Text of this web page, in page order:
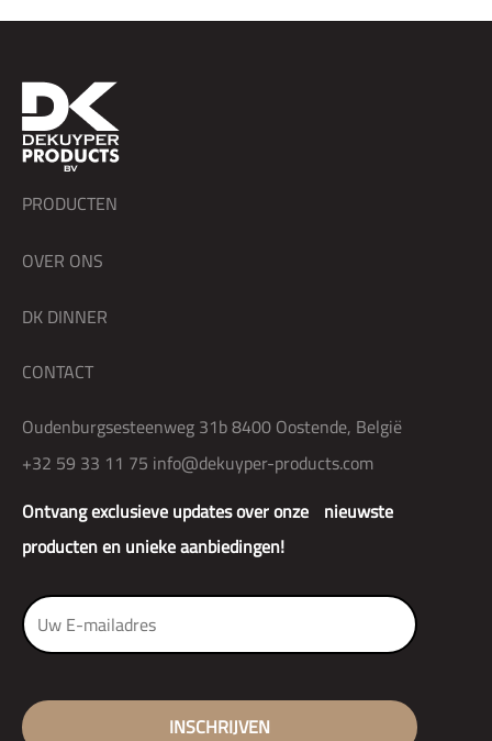
Ontvang exclusieve updates over onze nieuwste
producten en unieke aanbiedingen!
PRODUCTEN
OVER ONS
DK DINNER
CONTACT
Oudenburgsesteenweg 31b 8400 Oostende, België
+32 59 33 11 75 info@dekuyper-products.com